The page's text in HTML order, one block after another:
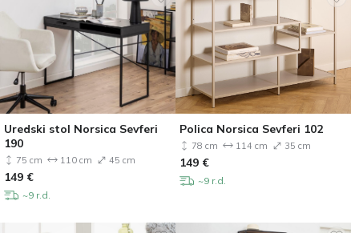
Uredski stol Norsica Sevferi
190
75 cm 110 cm 45 cm
149 €
~9 r.d.
Polica Norsica Sevferi 102
78 cm 114 cm 35 cm
149 €
~9 r.d.